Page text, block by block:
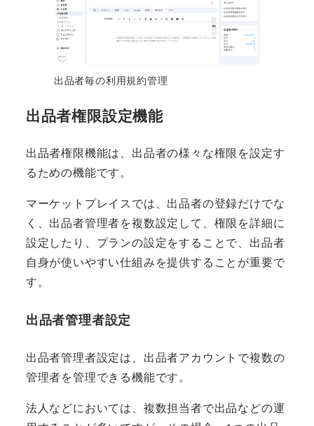
出品者毎の利用規約管理
出品者権限設定機能
出品者権限機能は、出品者の様々な権限を設定す
るための機能です。
マーケットプレイスでは、出品者の登録だけでな
く、出品者管理者を複数設定して、権限を詳細に
設定したり、プランの設定をすることで、出品者
自身が使いやすい仕組みを提供することが重要で
す。
出品者管理者設定
出品者管理者設定は、出品者アカウントで複数の
管理者を管理できる機能です。
法人などにおいては、複数担当者で出品などの運